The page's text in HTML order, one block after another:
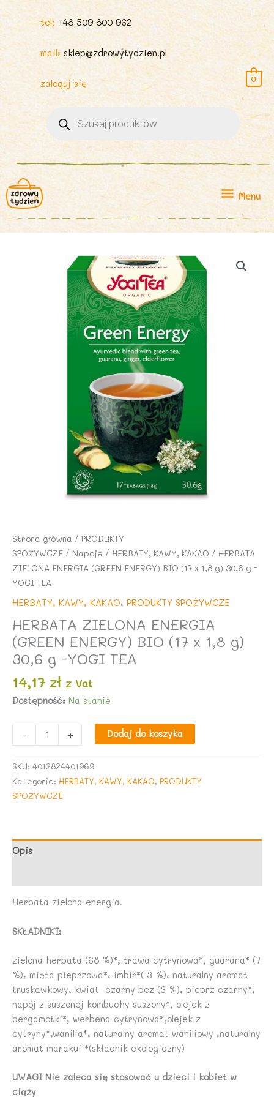
tel: +48 509 800 962
mail: sklep@zdrowytydzien.pl
zaloguj się
produktów
0
Menu
Menu
Strona główna / PRODUKTY
SPOŻYWCZE / Napoje / HERBATY, KAWY, KAKAO / HERBATA
ZIELONA ENERGIA (GREEN ENERGY) BIO (17 x 1,8 g) 30,6 g -
YOGI TEA
HERBATY, KAWY, KAKAO, PRODUKTY SPOŻYWCZE
HERBATA ZIELONA ENERGIA
(GREEN ENERGY) BIO (17 x 1,8 g)
30,6 g -YOGI TEA
14,17 zł z Vat
Dostępność: Na stanie
-
HERBATA
ZIELONA
(GREEN
x
g
YOGI
+ Dodaj do koszyka
SKU: 4012824401969
Kategorie: HERBATY, KAWY, KAKAO, PRODUKTY
SPOŻYWCZE
Opis
Herbata zielona energia.
SKŁADNIKI:
zielona herbata (68 %)*, trawa cytrynowa*, guarana* (7
%), mięta pieprzowa*, imbir*( 3 %), naturalny aromat
truskawkowy, kwiat czarny bez (3 %), pieprz czarny*,
napój z suszonej kombuchy suszony*, olejek z
bergamotki*, werbena cytrynowa*,olejek z
cytryny*,wanilia*, naturalny aromat waniliowy ,naturalny
aromat marakui *(składnik ekologiczny)
UWAGI Nie zaleca się stosować u dzieci i kobiet w
ciąży